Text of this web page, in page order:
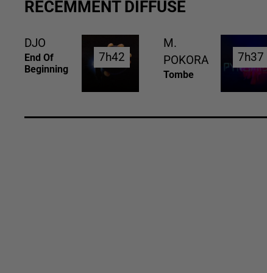
RÉCEMMENT DIFFUSÉ
DJO
End Of
Beginning
7h42
7h42
M.
POKORA
Tombe
7h37
7h37